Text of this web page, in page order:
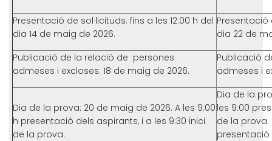
Presentació de sol·licituds: fins a les 12:00 h del
dia 14 de maig de 2026.
Presentació
dia 22 de
Publicació de la relació de persones
admeses i excloses: 18 de maig de 2026.
Publicació
admeses i
Dia de la prova: 20 de maig de 2026. A les 9:00
h presentació dels aspirants, i a les 9:30 inici
de la prova.
Dia de la
les 9:00
de la prova.
presentació